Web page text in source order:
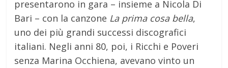
presentarono in gara – insieme a Nicola Di
Bari – con la canzone La prima cosa bella,
uno dei più grandi successi discografici
italiani. Negli anni 80, poi, i Ricchi e Poveri
senza Marina Occhiena, avevano vinto un